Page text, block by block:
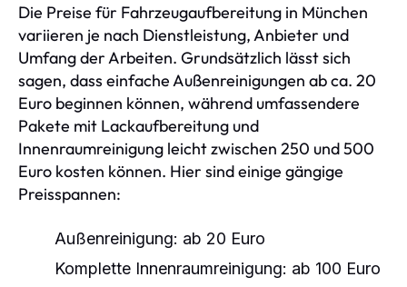
Die Preise für Fahrzeugaufbereitung in München
variieren je nach Dienstleistung, Anbieter und
Umfang der Arbeiten. Grundsätzlich lässt sich
sagen, dass einfache Außenreinigungen ab ca. 20
Euro beginnen können, während umfassendere
Pakete mit Lackaufbereitung und
Innenraumreinigung leicht zwischen 250 und 500
Euro kosten können. Hier sind einige gängige
Preisspannen:
Außenreinigung: ab 20 Euro
Komplette Innenraumreinigung: ab 100 Euro